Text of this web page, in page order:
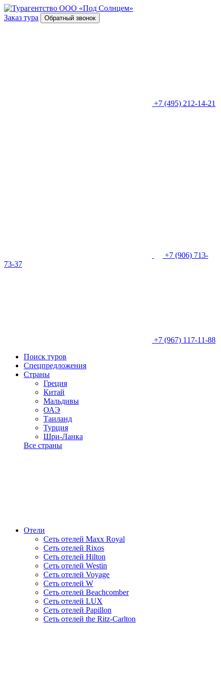
Заказ тура Обратный звонок
+7 (495) 212-14-21
+7 (906) 713-
73-37
+7 (967) 117-11-88
Поиск туров
Спецпредложения
Страны
Греция
Китай
Мальдивы
ОАЭ
Таиланд
Турция
Шри-Ланка
Все страны
Отели
Сеть отелей Maxx Royal
Сеть отелей Rixos
Сеть отелей Hilton
Сеть отелей Westin
Сеть отелей Voyage
Сеть отелей W
Сеть отелей Beachcomber
Сеть отелей LUX
Сеть отелей Papillon
Сеть отелей the Ritz-Carlton